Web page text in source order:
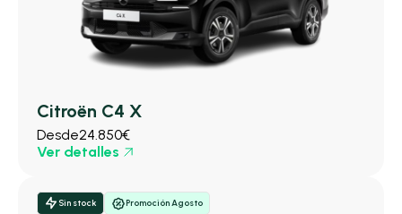
Citroën C4 X
Desde24.850€
Ver detalles
Sin stock Promoción Agosto